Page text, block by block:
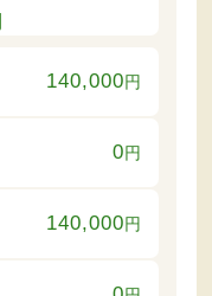
140,000円
0円
140,000円